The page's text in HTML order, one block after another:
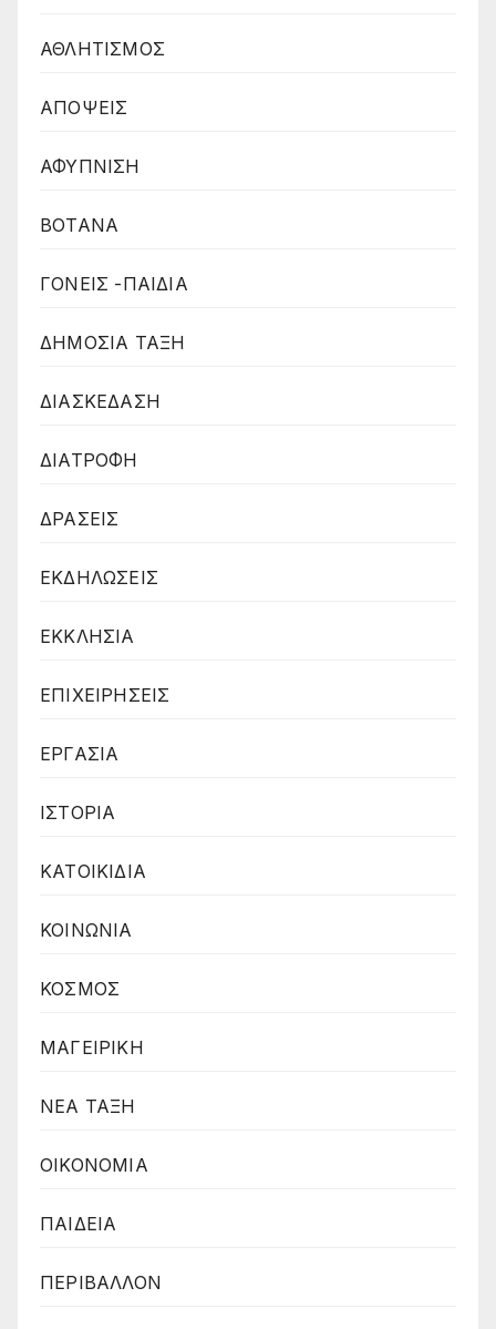
ΑΘΛΗΤΙΣΜΟΣ
ΑΠΟΨΕΙΣ
ΑΦΥΠΝΙΣΗ
ΒΟΤΑΝΑ
ΓΟΝΕΙΣ -ΠΑΙΔΙΑ
ΔΗΜΟΣΙΑ ΤΑΞΗ
ΔΙΑΣΚΕΔΑΣΗ
ΔΙΑΤΡΟΦΗ
ΔΡΑΣΕΙΣ
ΕΚΔΗΛΩΣΕΙΣ
ΕΚΚΛΗΣΙΑ
ΕΠΙΧΕΙΡΗΣΕΙΣ
ΕΡΓΑΣΙΑ
ΙΣΤΟΡΙΑ
ΚΑΤΟΙΚΙΔΙΑ
ΚΟΙΝΩΝΙΑ
ΚΟΣΜΟΣ
ΜΑΓΕΙΡΙΚΗ
ΝΕΑ ΤΑΞΗ
ΟΙΚΟΝΟΜΙΑ
ΠΑΙΔΕΙΑ
ΠΕΡΙΒΑΛΛΟΝ